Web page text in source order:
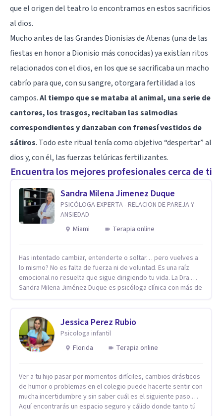
que el origen del teatro lo encontramos en estos sacrificios
al dios.
Mucho antes de las Grandes Dionisias de Atenas (una de las
fiestas en honor a Dionisio más conocidas) ya existían ritos
relacionados con el dios, en los que se sacrificaba un macho
cabrío para que, con su sangre, otorgara fertilidad a los
campos.Al tiempo que se mataba al animal, una serie de
cantores, los trasgos, recitaban las salmodias
correspondientes y danzaban con frenesí vestidos de
sátiros. Todo este ritual tenía como objetivo “despertar” al
dios y, con él, las fuerzas telúricas fertilizantes.
Encuentra los mejores profesionales cerca de ti
Sandra Milena Jimenez Duque
PSICÓLOGA EXPERTA - RELACION DE PAREJA Y
ANSIEDAD
Miami
Terapia online
Has intentado cambiar, entenderte o soltar… pero vuelves a
lo mismo? No es falta de fuerza ni de voluntad. Es una raíz
emocional no resuelta que sigue dirigiendo tu vida. La Dra.
Sandra Milena Jiménez Duque es psicóloga clínica con más de
ansiedad, la baja autoestima, la dependencia emocional y los
conflictos de pareja. Ha trabajado con pacientes en
diferentes países, acompañando procesos complejos. Su
enfoque terapéutico se diferencia por una premisa clara: no
sistema emocional, reprocesamiento de heridas de la
infancia y reestructuración cognitiva profunda, permitiendo
transformar patrones, emociones y decisiones desde su
origen. Si buscas un proceso superficial, este no es el lugar.
Jessica Perez Rubio
Psicologa infantil
Florida
Terapia online
Ver a tu hijo pasar por momentos difíciles, cambios drásticos
de humor o problemas en el colegio puede hacerte sentir con
mucha incertidumbre y sin saber cuál es el siguiente paso.
Aquí encontrarás un espacio seguro y cálido donde tanto tú